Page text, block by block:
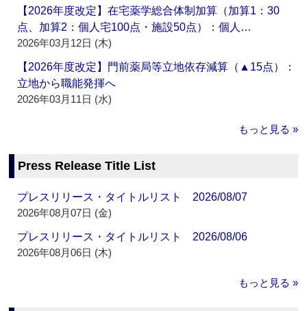
【2026年度改定】在宅薬学総合体制加算（加算1：30
点、加算2：個人宅100点・施設50点）：個人…
2026年03月12日 (木)
【2026年度改定】門前薬局等立地依存減算（▲15点）：
立地から職能発揮へ
2026年03月11日 (水)
もっと見る »
Press Release Title List
プレスリリース・タイトルリスト 2026/08/07
2026年08月07日 (金)
プレスリリース・タイトルリスト 2026/08/06
2026年08月06日 (木)
もっと見る »